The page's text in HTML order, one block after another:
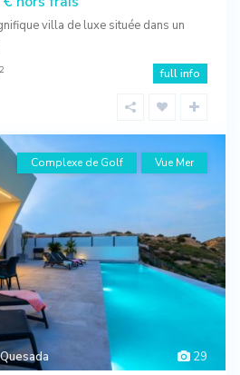
villa de luxe située dans un
2 full info
29
Complexe de Golf Vue Mer